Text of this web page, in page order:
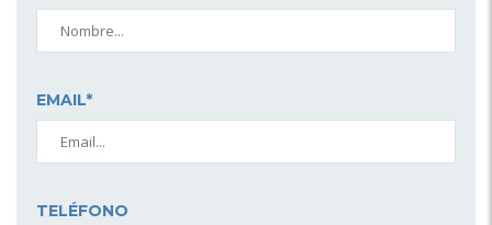
EMAIL*
TELÉFONO